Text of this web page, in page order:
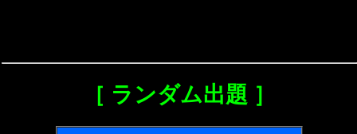
［ ランダム出題 ］